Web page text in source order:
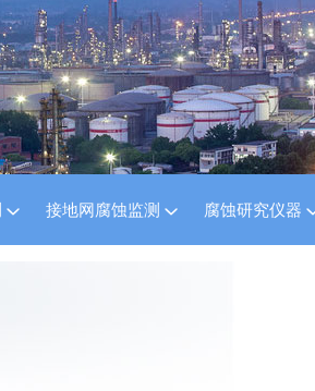
接地网腐蚀监测 腐蚀研究仪器